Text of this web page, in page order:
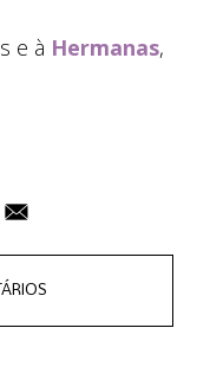
e à Hermanas,